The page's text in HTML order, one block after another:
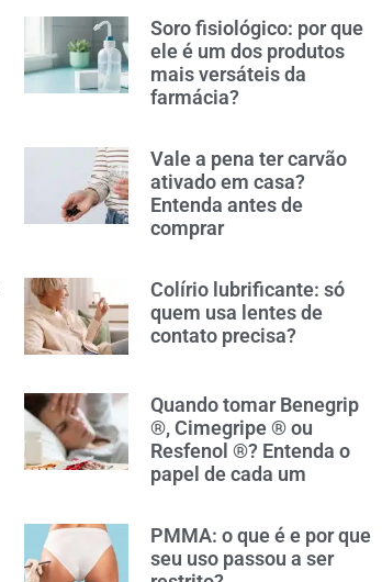
Soro fisiológico: por que
ele é um dos produtos
mais versáteis da
farmácia?
Vale a pena ter carvão
ativado em casa?
Entenda antes de
comprar
Colírio lubrificante: só
quem usa lentes de
contato precisa?
Quando tomar Benegrip
®, Cimegripe ® ou
Resfenol ®? Entenda o
papel de cada um
PMMA: o que é e por que
seu uso passou a ser